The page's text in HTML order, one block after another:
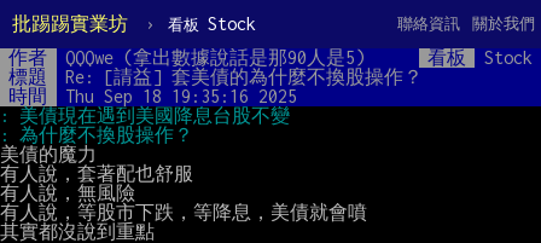
批踢踢實業坊 › 看板 Stock 關於我們
聯絡資訊
作者 QQQwe (拿出數據說話是那90人是5) 看板
Stock
標題
Re: [請益] 套美債的為什麼不換股操作？
時間
Thu Sep 18 19:35:16 2025
美債的魔力
有人說，套著配也舒服
有人說，無風險
有人說，等股市下跌，等降息，美債就會噴
其實都沒說到重點